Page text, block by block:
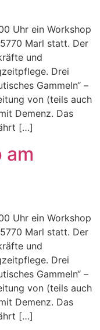
Uhr ein Workshop
Marl statt. Der
und
Drei
Gammeln“ –
von (teils auch
Demenz. Das
[…]
am
Uhr ein Workshop
Marl statt. Der
und
Drei
Gammeln“ –
von (teils auch
Demenz. Das
[…]